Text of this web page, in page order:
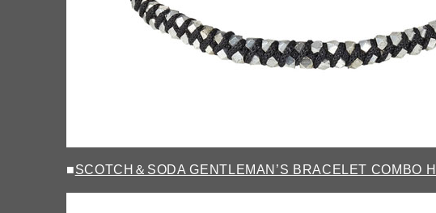
■SCOTCH＆SODA GENTLEMAN’S BRACELET COMBO H